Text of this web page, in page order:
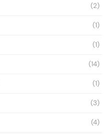
(2)
(1)
(1)
(14)
(1)
(3)
(4)